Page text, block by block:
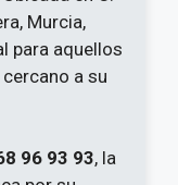
Murcia,
para aquellos
a su
96 93 93, la